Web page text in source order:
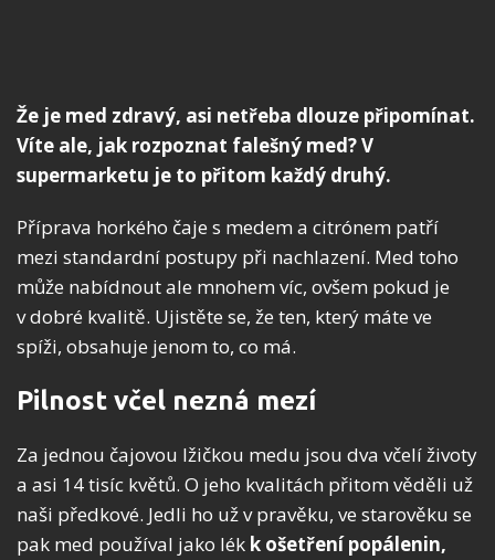
Že je med zdravý, asi netřeba dlouze připomínat.
Víte ale, jak rozpoznat falešný med? V
supermarketu je to přitom každý druhý.
Příprava horkého čaje s medem a citrónem patří
mezi standardní postupy při nachlazení. Med toho
může nabídnout ale mnohem víc, ovšem pokud je
v dobré kvalitě. Ujistěte se, že ten, který máte ve
spíži, obsahuje jenom to, co má.
Pilnost včel nezná mezí
Za jednou čajovou lžičkou medu jsou dva včelí životy
a asi 14 tisíc květů. O jeho kvalitách přitom věděli už
naši předkové. Jedli ho už v pravěku, ve starověku se
pak med používal jako lék k ošetření popálenin,